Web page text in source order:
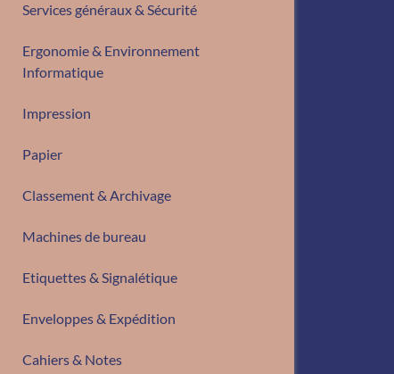
Services généraux & Sécurité
Ergonomie & Environnement
Informatique
Impression
Papier
Classement & Archivage
Machines de bureau
Etiquettes & Signalétique
Enveloppes & Expédition
Cahiers & Notes